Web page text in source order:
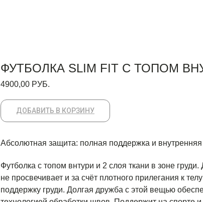
ФУТБОЛКА SLIM FIT С ТОПОМ
4900,00 РУБ.
ДОБАВИТЬ В КОРЗИНУ
Абсолютная защита: полная поддержка и внутренняя
Футболка с топом внтури и 2 слоя ткани в зоне
не просвечивает и за счёт плотного прилегания к
поддержку груди. Долгая дружба с этой вещью